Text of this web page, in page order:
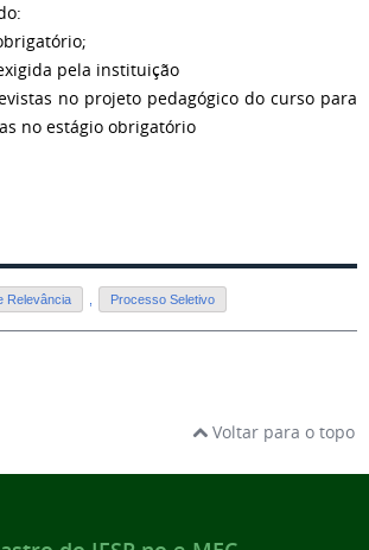
pela instituição
no projeto pedagógico do curso para
no estágio obrigatório
Relevância Processo Seletivo
Voltar para o topo